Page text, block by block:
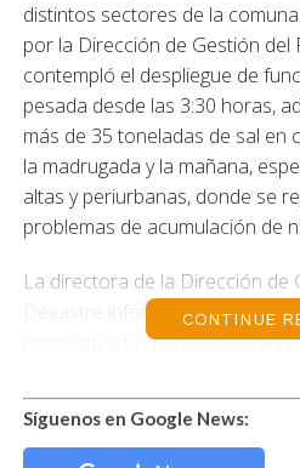
distintos sectores de la
por la Dirección de Gestión del
contempló el despliegue de
pesada desde las 3:30 horas,
más de 35 toneladas de sal en
la madrugada y la mañana,
altas y periurbanas, donde se
problemas de acumulación de
La directora de la Dirección de
Desastre informó que las
pronosticadas para cerca de
obstante, el personal municipal
desplegado en terreno
CONTINUE
Síguenos en Google News: